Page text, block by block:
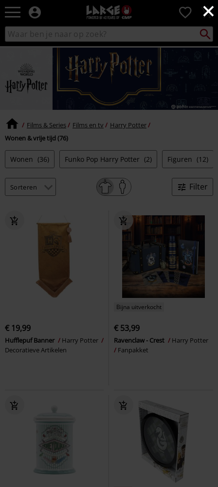
×
Large
–
Muziek-,
en
gaming-
merch
+
alternatieve
kleding
0
Zoek
in
zoeken
Films & Series Films en tv
Harry Potter
Wonen & vrije tijd (76)
Wonen (36) Funko Pop Harry Potter (2) Figuren (12)
Filter
€ 19,99
Hufflepuf Banner
Harry Potter
Decoratieve Artikelen
Bijna uitverkocht
€ 53,99
Ravenclaw - Crest
Harry Potter
Fanpakket